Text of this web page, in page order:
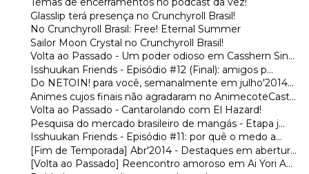
Glasslip terá presença no Crunchyroll Brasil!
No Crunchyroll Brasil: Free! Eternal Summer
Sailor Moon Crystal no Crunchyroll Brasil!
Volta ao Passado - Um poder odioso em Casshern Sin...
Isshuukan Friends - Episódio #12 (Final): amigos p...
Do NETOIN! para você, semanalmente em julho'2014...
Animes cujos finais não agradaram no AnimecoteCast...
Volta ao Passado - Cantarolando com El Hazard!
Pesquisa do mercado brasileiro de mangás - Etapa j...
Isshuukan Friends - Episódio #11: por quê o medo a...
[Fim de Temporada] Abr'2014 - Destaques em abertur...
[Volta ao Passado] Reencontro amoroso em Ai Yori A...